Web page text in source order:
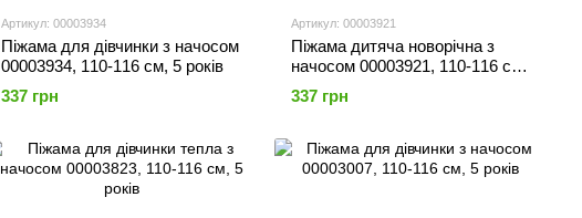
Артикул: 00003934
Піжама для дівчинки з начосом
00003934, 110-116 см, 5 років
337 грн
Артикул: 00003921
Піжама дитяча новорічна з
начосом 00003921, 110-116 см,
5 років
337 грн